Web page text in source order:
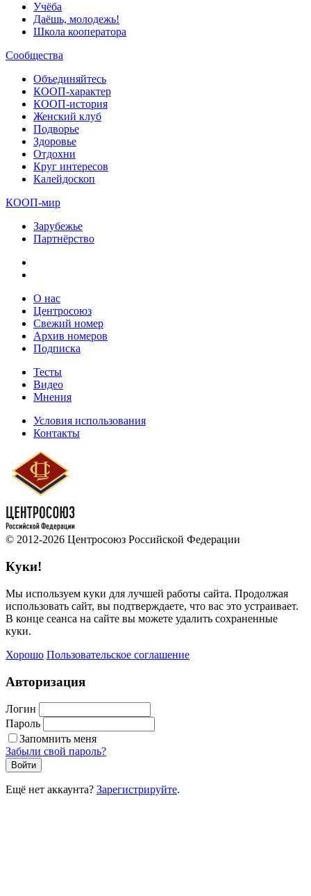
Учёба
Даёшь, молодежь!
Школа кооператора
Сообщества
Объединяйтесь
КООП-характер
КООП-история
Женский клуб
Подворье
Здоровье
Отдохни
Круг интересов
Калейдоскоп
КООП-мир
Зарубежье
Партнёрство
О нас
Центросоюз
Свежий номер
Архив номеров
Подписка
Тесты
Видео
Мнения
Условия использования
Контакты
© 2012-2026 Центросоюз Российской Федерации
Куки!
Мы используем куки для лучшей работы сайта. Продолжая
использовать сайт, вы подтверждаете, что вас это устраивает.
В конце сеанса на сайте вы можете удалить сохраненные
куки.
Хорошо Пользовательское соглашение
Авторизация
Логин
Пароль
Запомнить меня
Забыли свой пароль?
Войти
Ещё нет аккаунта? Зарегистрируйте.